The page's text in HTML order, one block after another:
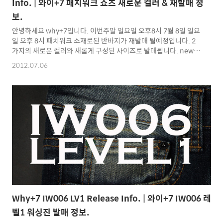
보.
안녕하세요 why+7입니다. 이번주말 일요일 오후8시 7월 8일 일요
일 오후 8시 패치워크 소재로된 반바지가 재발매 될예정입니다. 2
가지의 새로운 컬러와 새롭게 구성된 사이즈로 발매됩니다. new
color. pastel pink. mono brown. 지난번 발매때 소량만 진행했
었고, 다른 컬러의 욕심도 났으며 무엇보다 사이징에 대한 혼란을
보다 더 얇고 가벼운 패치워크 소재이기 때문에 내구성은 살짝 떨어
질 수 있지만 통풍성과 편안함은 다른 어떤 소재에 비할바가 아니라
고 생각합니다 추가된 두가지 컬러는 파스텔 핑크와 모노톤 브라운
컬러로 햇살이 따가운 여름에 시원하게 입을 수 있는 밝은 컬러와
상의와 매칭이 쉬운 모노톤 컬러가 추가되었습니..
2012.07.06
Why+7 IW006 LV1 Release Info. | 와이+7 IW006 레
벨1 워싱진 발매 정보.